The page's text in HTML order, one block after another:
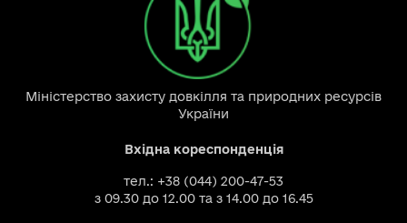
Міністерство захисту довкілля та природних ресурсів
України
Вхідна кореспонденція
тел.: +38 (044) 200-47-53
з 09.30 до 12.00 та з 14.00 до 16.45